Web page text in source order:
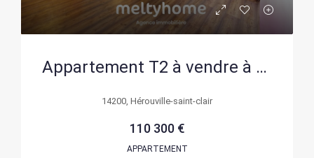
Appartement T2 à vendre à Herouville Saint Clair, spacieux et bien situé
14200, Hérouville-saint-clair
110 300 €
APPARTEMENT